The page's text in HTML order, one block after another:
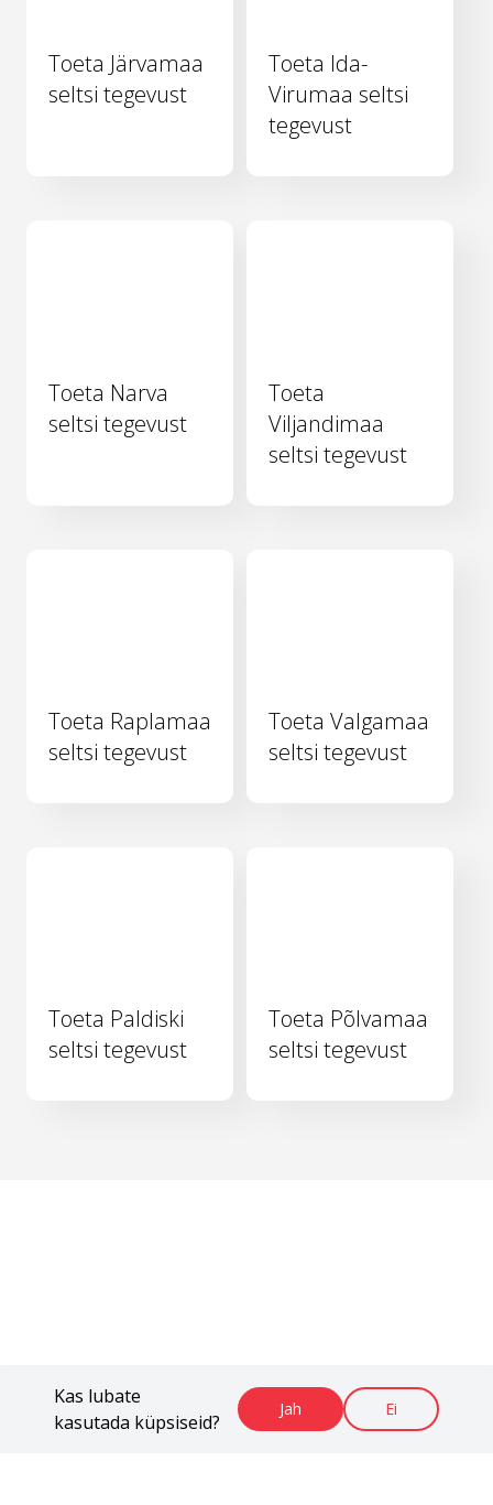
Kas lubate
kasutada küpsiseid?
Jah Ei
Toeta Järvamaa
seltsi tegevust
Toeta Ida-
Virumaa seltsi
tegevust
Toeta Narva
seltsi tegevust
Toeta
Viljandimaa
seltsi tegevust
Toeta Raplamaa
seltsi tegevust
Toeta Valgamaa
seltsi tegevust
Toeta Paldiski
seltsi tegevust
Toeta Põlvamaa
seltsi tegevust